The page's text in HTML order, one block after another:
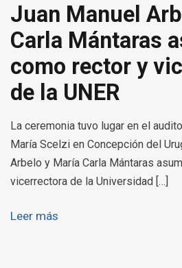
Juan Manuel
Carla Mántaras
como rector y
de la UNER
La ceremonia tuvo lugar en el
María Scelzi en Concepción del
Arbelo y María Carla Mántaras
vicerrectora de la Universidad […]
Leer más